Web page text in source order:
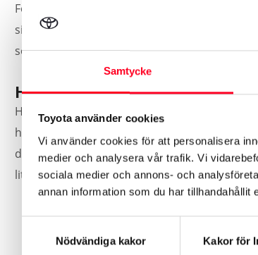
Samtycke
Toyota använder cookies
Vi använder cookies för att personalisera
medier och analysera vår trafik. Vi
sociala medier och annons- och
annan information som du har
Nödvändiga kakor
Kakor för
För oss på Toyota är en nöjd kund allt. Det
sig du köpt din bil nyligen eller ägt en
service – och att du får den på rätt sätt med
Hybridservice med
Hybridservice görs årligen (eller var 1.500:e
hybridbil är inte annorlunda än för någon
datorprogram för att testa hela
liten del:
Diagnos av hybridsystemet
Hälsokontroll av hybridbatteriet